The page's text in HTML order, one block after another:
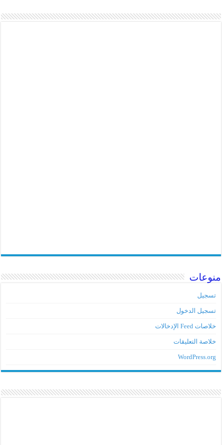
منوعات
تسجيل
تسجيل الدخول
خلاصات Feed الإدخالات
خلاصة التعليقات
WordPress.org